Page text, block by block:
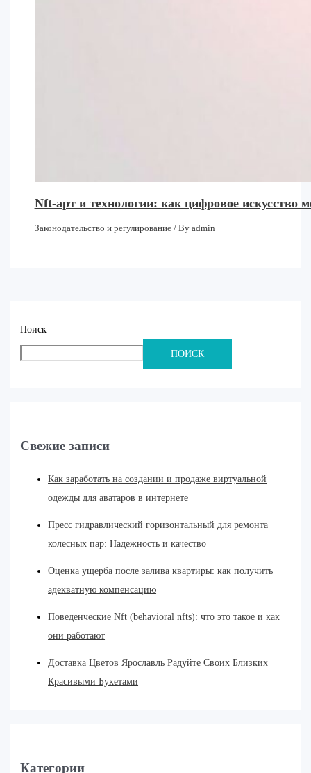
Nft-арт и технологии: как цифровое искусство
Законодательство и регулирование/ By admin
Поиск
ПОИСК
Свежие записи
Как заработать на создании и продаже виртуальной
одежды для аватаров в интернете
Пресс гидравлический горизонтальный для ремонта
колесных пар: Надежность и качество
Оценка ущерба после залива квартиры: как получить
адекватную компенсацию
Поведенческие Nft (behavioral nfts): что это такое и как
они работают
Доставка Цветов Ярославль Радуйте Своих Близких
Красивыми Букетами
Категории